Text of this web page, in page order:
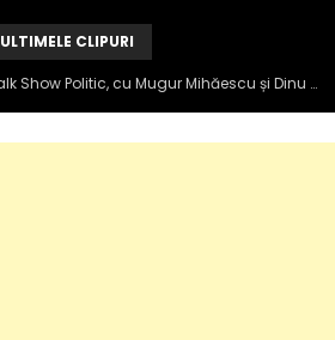
ULTIMELE CLIPURI
Zâmbetul Democrației: Talk Show Politic, cu Mugur Mihăescu și Dinu Popescu